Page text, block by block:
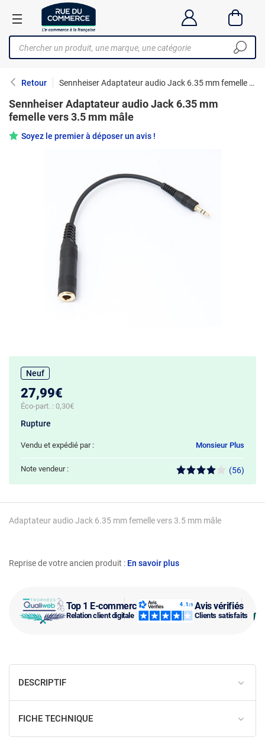
Retour Sennheiser Adaptateur audio Jack 6.35 mm femelle vers 3.5 mm mâle
Top 1 E-commerce
Relation client digitale
Avis vérifiés
Clients satisfaits
Reprise de votre ancien produit : En savoir plus
Sennheiser Adaptateur audio Jack 6.35 mm
femelle vers 3.5 mm mâle
Soyez le premier à déposer un avis !
Adaptateur audio Jack 6.35 mm femelle vers 3.5 mm mâle
Neuf
27,99€
Éco-part. : 0,30€
Rupture
Vendu et expédié par : Monsieur Plus
Note vendeur : (56)
DESCRIPTIF
FICHE TECHNIQUE